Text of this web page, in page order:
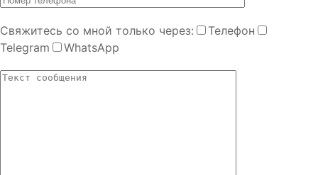
Cвяжитесь со мной только через:
Телефон
Telegram
WhatsApp